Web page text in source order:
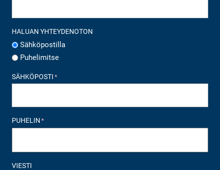
HALUAN YHTEYDENOTON
Sähköpostilla
Puhelimitse
SÄHKÖPOSTI *
PUHELIN *
VIESTI